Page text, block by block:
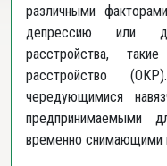
различными
депрессию или
расстройства,
расстройство
чередующимися
предпринимаемыми
временно снимающими